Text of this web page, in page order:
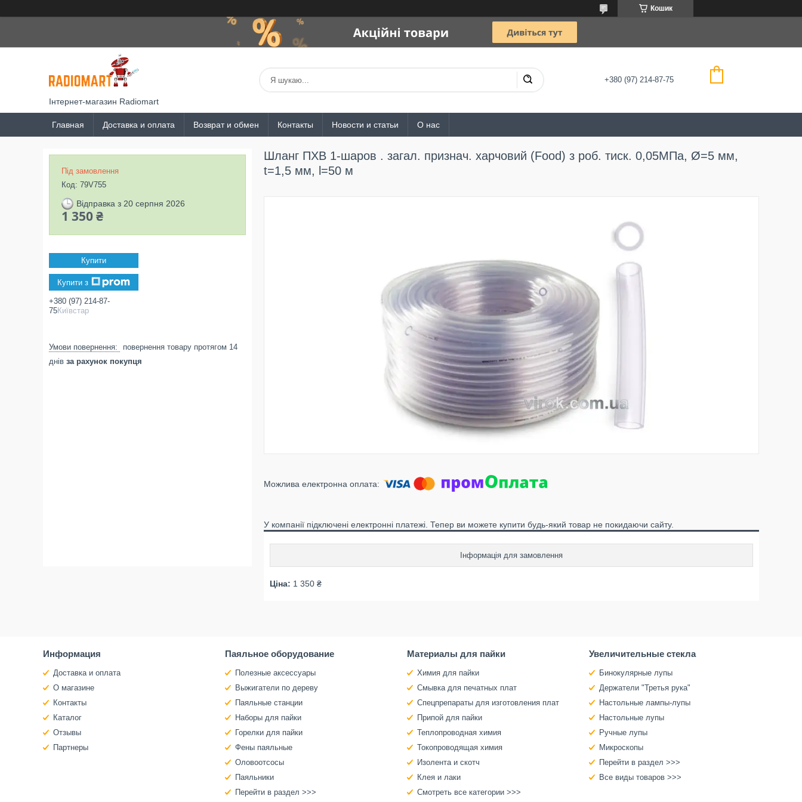
Кошик
Інтернет-магазин Radiomart
+380 (97) 214-87-75
Главная Доставка и оплата Возврат и обмен Контакты Новости и статьи О нас
Шланг ПХВ 1-шаров . загал. признач. харчовий (Food) з роб. тиск. 0,05МПа, Ø=5 мм,
t=1,5 мм, l=50 м
У компанії підключені електронні платежі. Тепер ви можете купити будь-який товар не покидаючи сайту.
Інформація для замовлення
Ціна: 1 350 ₴
Під замовлення
Код: 79V755
Відправка з 20 серпня 2026
1 350 ₴
Купити
Купити з
+380 (97) 214-87-
75Київстар
повернення товару протягом 14
днів за рахунок покупця
Информация
Доставка и оплата
О магазине
Контакты
Каталог
Отзывы
Партнеры
Паяльное оборудование
Полезные аксессуары
Выжигатели по дереву
Паяльные станции
Наборы для пайки
Горелки для пайки
Фены паяльные
Оловоотсосы
Паяльники
Перейти в раздел >>>
Материалы для пайки
Химия для пайки
Смывка для печатных плат
Спецпрепараты для изготовления плат
Припой для пайки
Теплопроводная химия
Токопроводящая химия
Изолента и скотч
Клея и лаки
Смотреть все категории >>>
Увеличительные стекла
Бинокулярные лупы
Держатели "Третья рука"
Настольные лампы-лупы
Настольные лупы
Ручные лупы
Микроскопы
Перейти в раздел >>>
Все виды товаров >>>